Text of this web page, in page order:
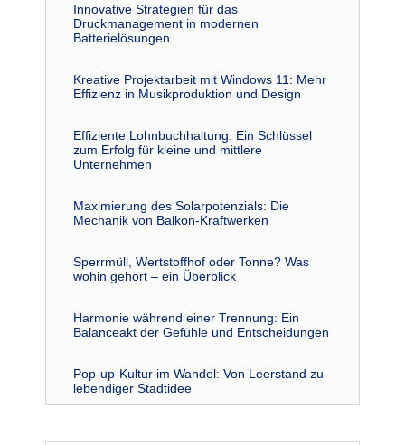
Innovative Strategien für das
Druckmanagement in modernen
Batterielösungen
Kreative Projektarbeit mit Windows 11: Mehr
Effizienz in Musikproduktion und Design
Effiziente Lohnbuchhaltung: Ein Schlüssel
zum Erfolg für kleine und mittlere
Unternehmen
Maximierung des Solarpotenzials: Die
Mechanik von Balkon-Kraftwerken
Sperrmüll, Wertstoffhof oder Tonne? Was
wohin gehört – ein Überblick
Harmonie während einer Trennung: Ein
Balanceakt der Gefühle und Entscheidungen
Pop-up-Kultur im Wandel: Von Leerstand zu
lebendiger Stadtidee